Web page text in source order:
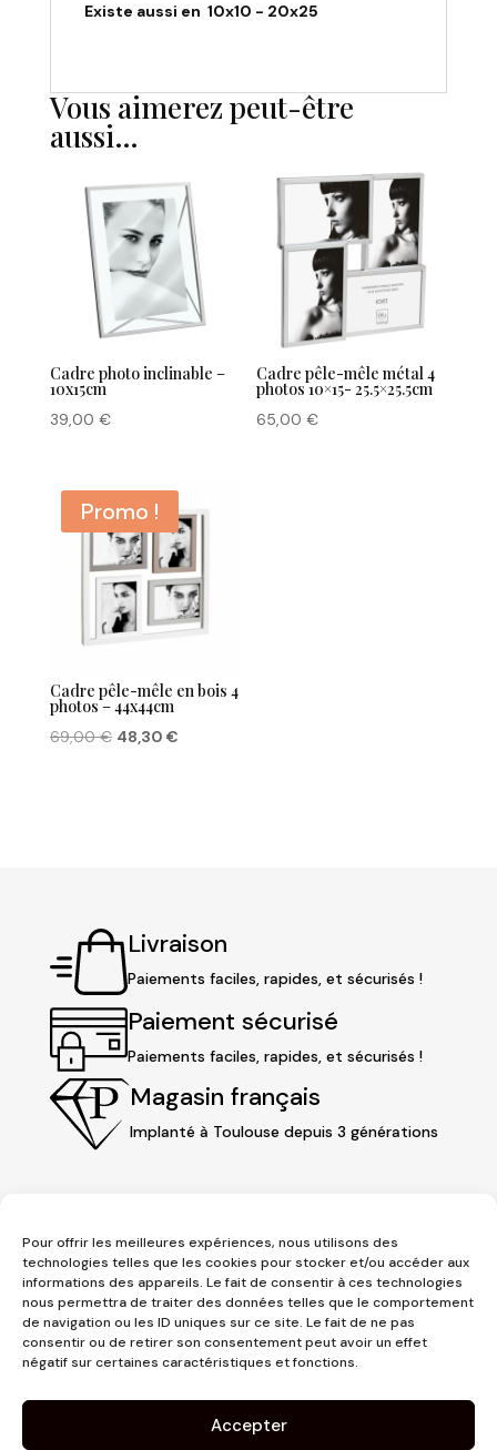
Pour offrir les meilleures expériences, nous utilisons des
technologies telles que les cookies pour stocker et/ou accéder aux
informations des appareils. Le fait de consentir à ces technologies
nous permettra de traiter des données telles que le comportement
de navigation ou les ID uniques sur ce site. Le fait de ne pas
consentir ou de retirer son consentement peut avoir un effet
négatif sur certaines caractéristiques et fonctions.
Accepter
Existe aussi en 10x10 - 20x25
Vous aimerez peut-être
aussi…
Cadre photo inclinable –
10x15cm
39,00 €
Cadre pêle-mêle métal 4
photos 10×15- 25.5×25.5cm
65,00€
Promo !
Cadre pêle-mêle en bois 4
photos – 44x44cm
69,00€ Le
48,30 €Le
Livraison
Paiements faciles, rapides, et sécurisés !
Paiement sécurisé
Paiements faciles, rapides, et sécurisés !
Magasin français
Implanté à Toulouse depuis 3 générations
3 place Jeanne d'Arc
31000 Toulouse
contact@pujolmaison.com